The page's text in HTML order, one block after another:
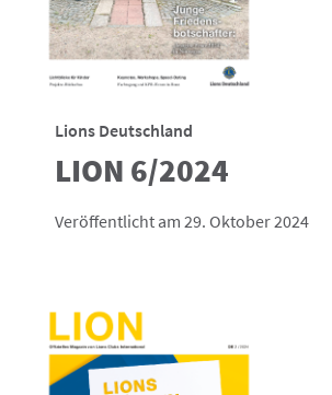
Lions Deutschland
LION 6/2024
Veröffentlicht am 29. Oktober 2024